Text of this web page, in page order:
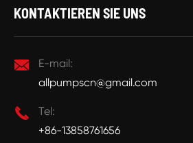
KONTAKTIEREN SIE UNS

E-mail:
allpumpscn@gmail.com

Tel:
+86-13858761656